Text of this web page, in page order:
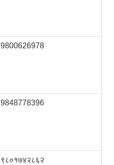
9800626978
9848778396
९८०१७४२८६२